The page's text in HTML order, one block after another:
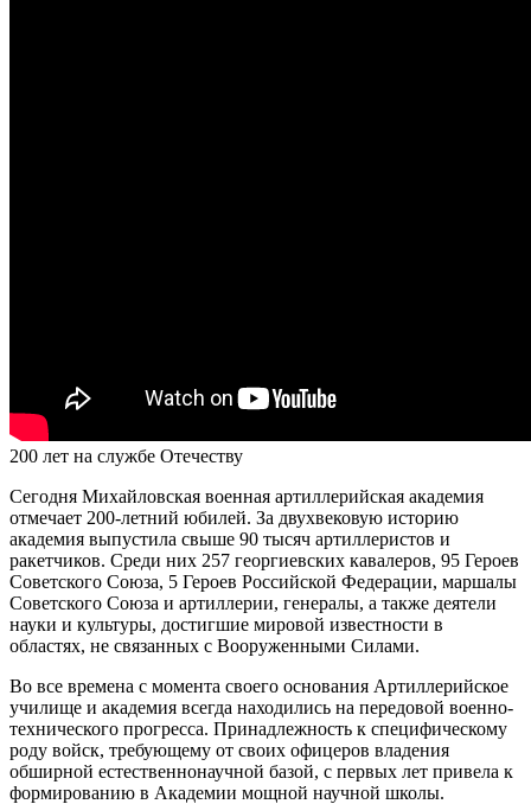
200 лет на службе Отечеству
Сегодня Михайловская военная артиллерийская академия
отмечает 200-летний юбилей. За двухвековую историю
академия выпустила свыше 90 тысяч артиллеристов и
ракетчиков. Среди них 257 георгиевских кавалеров, 95 Героев
Советского Союза, 5 Героев Российской Федерации, маршалы
Советского Союза и артиллерии, генералы, а также деятели
науки и культуры, достигшие мировой известности в
областях, не связанных с Вооруженными Силами.
Во все времена с момента своего основания Артиллерийское
училище и академия всегда находились на передовой военно-
технического прогресса. Принадлежность к специфическому
роду войск, требующему от своих офицеров владения
обширной естественнонаучной базой, с первых лет привела к
формированию в Академии мощной научной школы.